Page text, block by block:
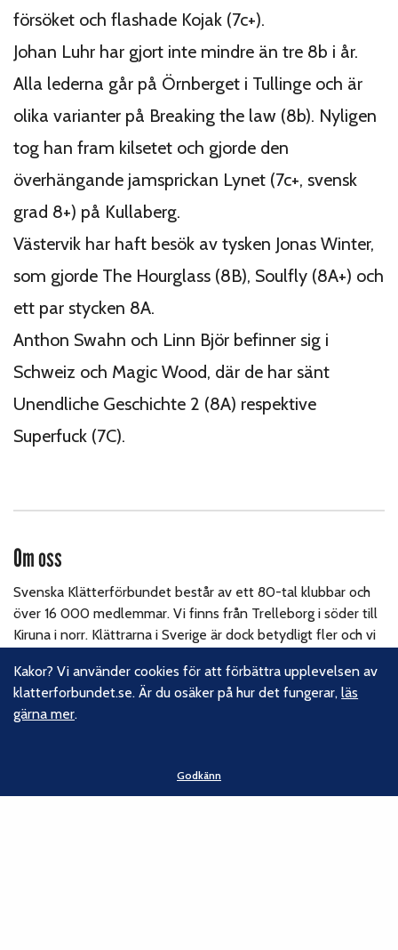
försöket och flashade Kojak (7c+).
Johan Luhr har gjort inte mindre än tre 8b i år.
Alla lederna går på Örnberget i Tullinge och är
olika varianter på Breaking the law (8b). Nyligen
tog han fram kilsetet och gjorde den
överhängande jamsprickan Lynet (7c+, svensk
grad 8+) på Kullaberg.
Västervik har haft besök av tysken Jonas Winter,
som gjorde The Hourglass (8B), Soulfly (8A+) och
ett par stycken 8A.
Anthon Swahn och Linn Björ befinner sig i
Schweiz och Magic Wood, där de har sänt
Unendliche Geschichte 2 (8A) respektive
Superfuck (7C).
Om oss
Svenska Klätterförbundet består av ett 80-tal klubbar och
över 16 000 medlemmar. Vi finns från Trelleborg i söder till
Kiruna i norr. Klättrarna i Sverige är dock betydligt fler och vi
vårt hållbarhetsarbete.
Kakor? Vi använder cookies för att förbättra upplevelsen av
klatterforbundet.se. Är du osäker på hur det fungerar,läs
gärna mer.
Godkänn